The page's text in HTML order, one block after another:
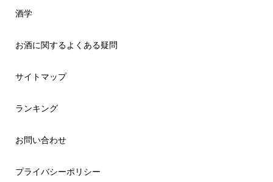
酒学
お酒に関するよくある疑問
サイトマップ
ランキング
お問い合わせ
プライバシーポリシー